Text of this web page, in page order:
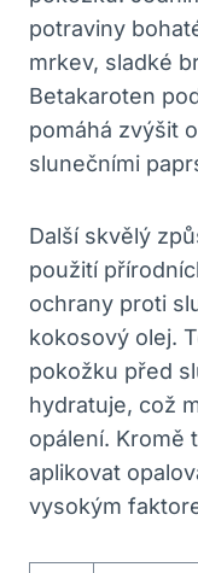
potraviny
mrkev, sladké
Betakaroten
pomáhá zvýšit
slunečními
Další skvělý
použití
ochrany proti
kokosový olej.
pokožku před
hydratuje, což
opálení. Kromě
aplikovat
vysokým